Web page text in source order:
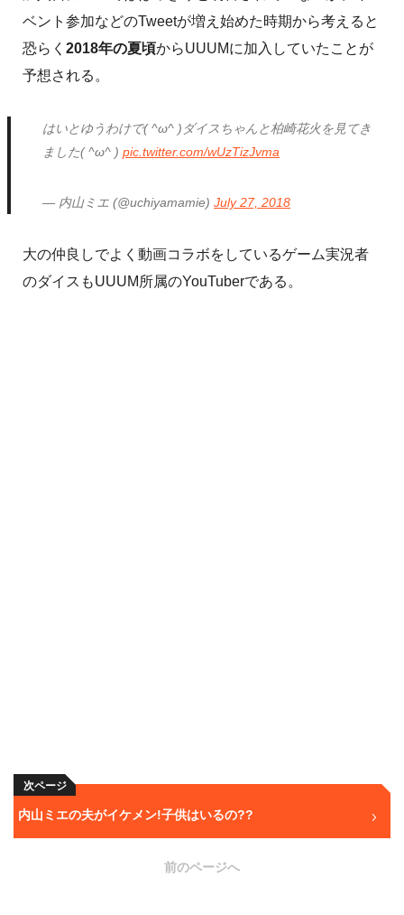
ベント参加などのTweetが増え始めた時期から考えると
恐らく 2018年の夏頃からUUUMに加入していたことが
予想される。
はいとゆうわけで( ^ω^ )ダイスちゃんと柏崎花火を見てき
ました( ^ω^ )pic.twitter.com/wUzTizJvma
— 内山ミエ (@uchiyamamie)July 27, 2018
大の仲良しでよく動画コラボをしているゲーム実況者
のダイスもUUUM所属のYouTuberである。
次ページ
内山ミエの夫がイケメン!子供はいるの??
前のページへ